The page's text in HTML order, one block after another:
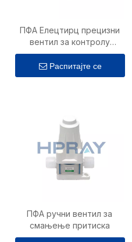
ПФА Елецтирц прецизни
вентил за контролу
протока
Распитајте се
ПФА ручни вентил за
смањење притиска